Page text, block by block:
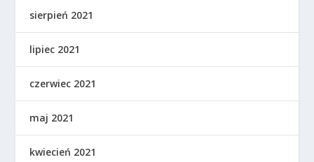
sierpień 2021
lipiec 2021
czerwiec 2021
maj 2021
kwiecień 2021